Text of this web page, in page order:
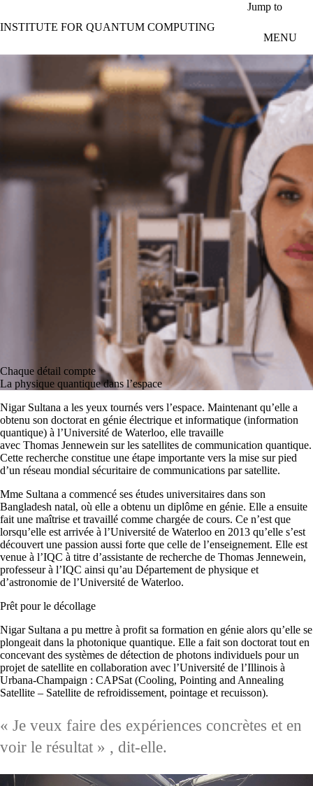
Jump to
INSTITUTE FOR QUANTUM COMPUTING
MENU
Chaque détail compte
La physique quantique dans l’espace
Nigar Sultana a les yeux tournés vers l’espace. Maintenant qu’elle a
obtenu son doctorat en génie électrique et informatique (information
quantique) à l’Université de Waterloo, elle travaille
avec Thomas Jennewein sur les satellites de communication quantique.
Cette recherche constitue une étape importante vers la mise sur pied
d’un réseau mondial sécuritaire de communications par satellite.
Mme Sultana a commencé ses études universitaires dans son
Bangladesh natal, où elle a obtenu un diplôme en génie. Elle a ensuite
fait une maîtrise et travaillé comme chargée de cours. Ce n’est que
lorsqu’elle est arrivée à l’Université de Waterloo en 2013 qu’elle s’est
découvert une passion aussi forte que celle de l’enseignement. Elle est
venue à l’IQC à titre d’assistante de recherche de Thomas Jennewein,
professeur à l’IQC ainsi qu’au Département de physique et
d’astronomie de l’Université de Waterloo.
Prêt pour le décollage
Nigar Sultana a pu mettre à profit sa formation en génie alors qu’elle se
plongeait dans la photonique quantique. Elle a fait son doctorat tout en
concevant des systèmes de détection de photons individuels pour un
projet de satellite en collaboration avec l’Université de l’Illinois à
Urbana-Champaign : CAPSat (Cooling, Pointing and Annealing
Satellite – Satellite de refroidissement, pointage et recuisson).
« Je veux faire des expériences concrètes et en
voir le résultat » , dit-elle.